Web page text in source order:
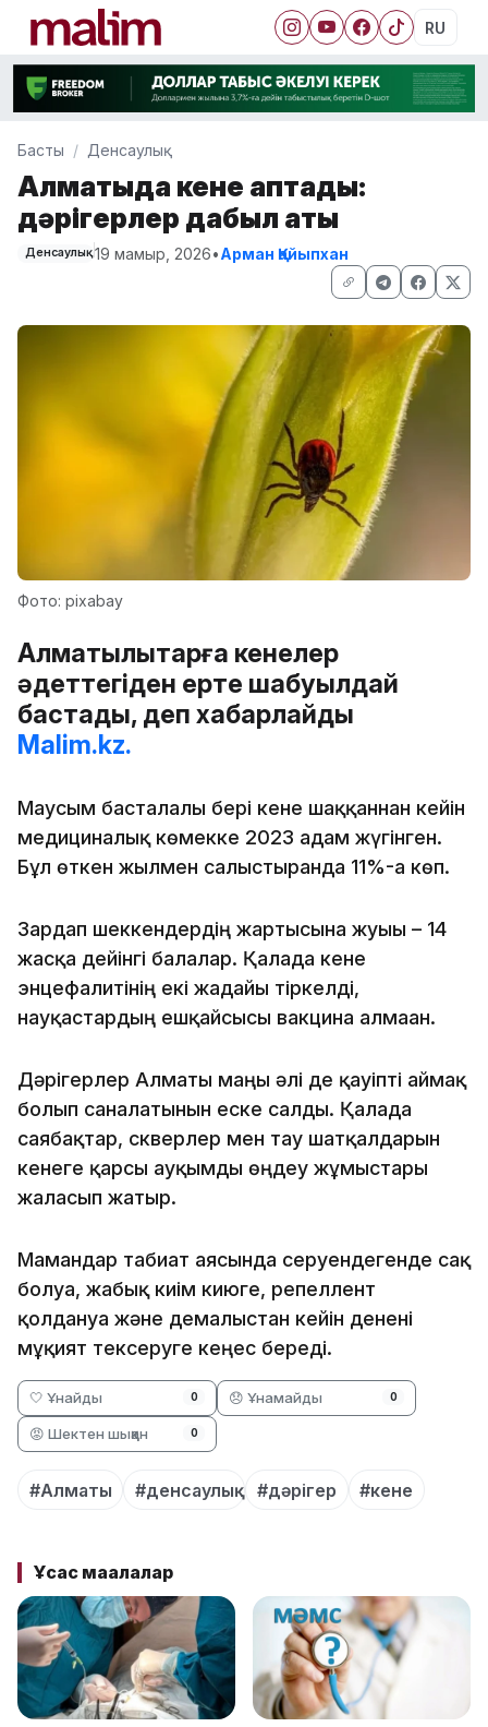
RU
Басты Денсаулық
Алматыда кене қаптады:
дәрігерлер дабыл қақты
Денсаулық 19 мамыр, 2026•Арман Қайыпхан
Фото: pixabay
Алматылықтарға кенелер
әдеттегіден ерте шабуылдай
бастады, деп хабарлайды
Malim.kz.
Маусым басталғалы бері кене шаққаннан кейін
медициналық көмекке 2023 адам жүгінген.
Бұл өткен жылмен салыстырғанда 11%-ға көп.
Зардап шеккендердің жартысына жуығы – 14
жасқа дейінгі балалар. Қалада кене
энцефалитінің екі жағдайы тіркелді,
науқастардың ешқайсысы вакцина алмаған.
Дәрігерлер Алматы маңы әлі де қауіпті аймақ
болып саналатынын еске салды. Қалада
саябақтар, скверлер мен тау шатқалдарын
кенеге қарсы ауқымды өңдеу жұмыстары
жалғасып жатыр.
Мамандар табиғат аясында серуендегенде сақ
болуға, жабық киім киюге, репеллент
қолдануға және демалыстан кейін денені
мұқият тексеруге кеңес береді.
🤍 Ұнайды 0 😞 Ұнамайды 0
😡 Шектен шыққан 0
#Алматы #денсаулық #дәрігер #кене
Ұқсас мақалалар